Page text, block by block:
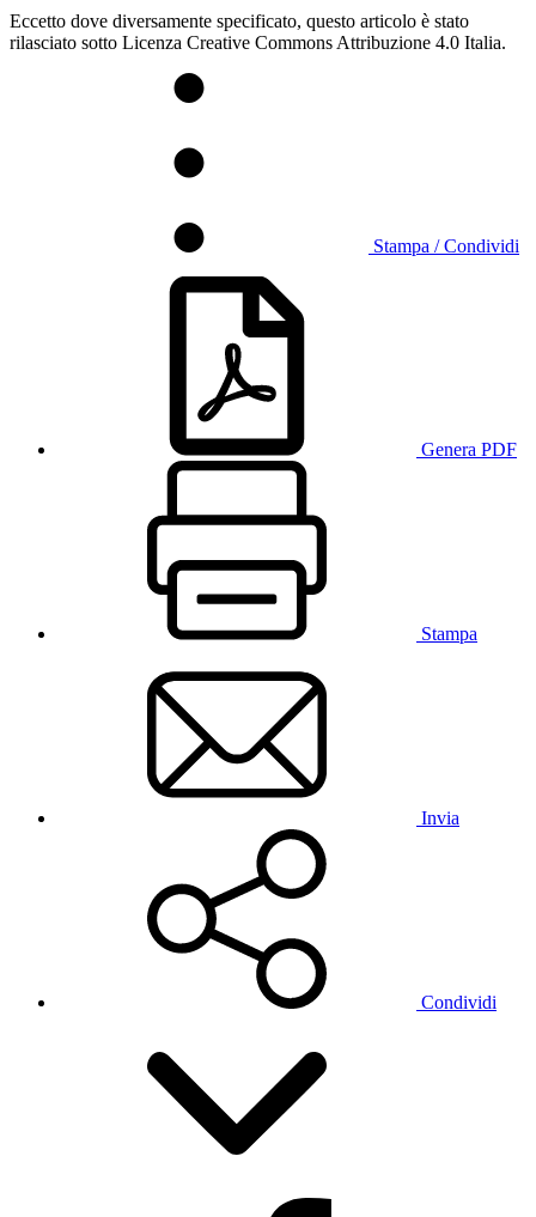
Eccetto dove diversamente specificato, questo articolo è stato
rilasciato sotto Licenza Creative Commons Attribuzione 4.0 Italia.
Stampa / Condividi
Genera PDF
Stampa
Invia
Condividi